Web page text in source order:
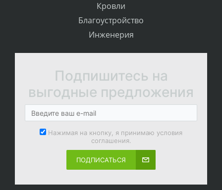
Кровли
Благоустройство
Инженерия
Подпишитесь на
выгодные предложения
Нажимая на кнопку, я принимаю условия
соглашения.
ПОДПИСАТЬСЯ